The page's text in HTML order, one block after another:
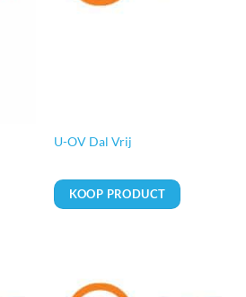
U-OV Dal Vrij
KOOP PRODUCT